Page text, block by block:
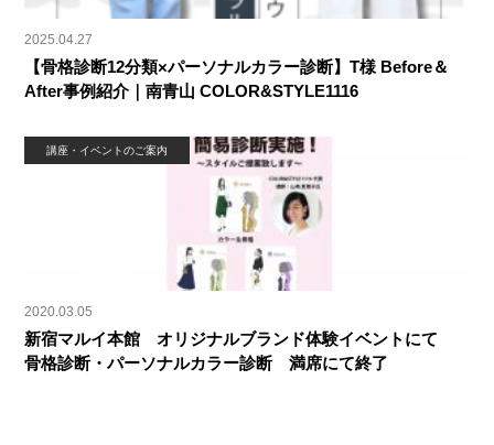
2025.04.27
【骨格診断12分類×パーソナルカラー診断】T様 Before＆
After事例紹介｜南青山 COLOR&STYLE1116
講座・イベントのご案内
2020.03.05
新宿マルイ本館 オリジナルブランド体験イベントにて
骨格診断・パーソナルカラー診断 満席にて終了